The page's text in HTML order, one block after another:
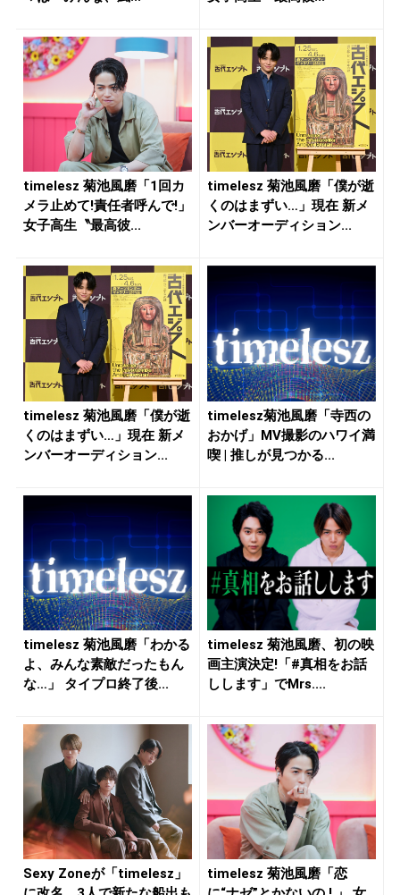
timelesz 菊池風磨「1回カ
メラ止めて!責任者呼んで!」
女子高生〝最高彼...
timelesz 菊池風磨「僕が逝
くのはまずい…」現在 新メ
ンバーオーディション...
timelesz 菊池風磨「僕が逝
くのはまずい…」現在 新メ
ンバーオーディション...
timelesz菊池風磨「寺西の
おかげ」MV撮影のハワイ満
喫 | 推しが見つかる...
timelesz 菊池風磨「わかる
よ、みんな素敵だったもん
な…」 タイプロ終了後...
timelesz 菊池風磨、初の映
画主演決定!「#真相をお話
しします」でMrs....
Sexy Zoneが「timelesz」
timelesz 菊池風磨「恋